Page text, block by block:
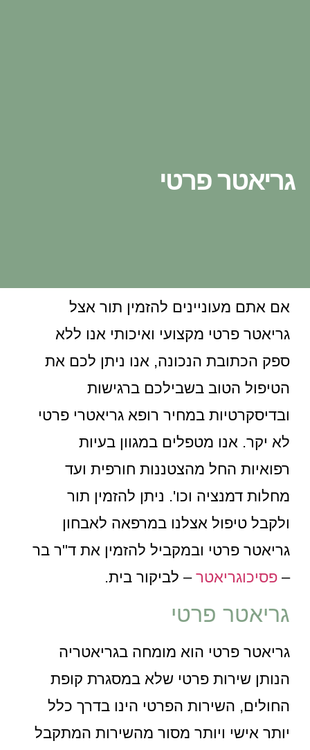
גריאטר פרטי
אם אתם מעוניינים להזמין תור אצל
גריאטר פרטי מקצועי ואיכותי אנו ללא
ספק הכתובת הנכונה, אנו ניתן לכם את
הטיפול הטוב בשבילכם ברגישות
ובדיסקרטיות במחיר רופא גריאטרי פרטי
לא יקר. אנו מטפלים במגוון בעיות
רפואיות החל מהצטננות חורפית ועד
מחלות דמנציה וכו'. ניתן להזמין תור
ולקבל טיפול אצלנו במרפאה לאבחון
גריאטר פרטי ובמקביל להזמין את ד"ר בר
פסיכוגריאטר– לביקור בית.
גריאטר פרטי
גריאטר פרטי הוא מומחה בגריאטריה
הנותן שירות פרטי שלא במסגרת קופת
החולים, השירות הפרטי הינו בדרך כלל
יותר אישי ויותר מסור מהשירות המתקבל